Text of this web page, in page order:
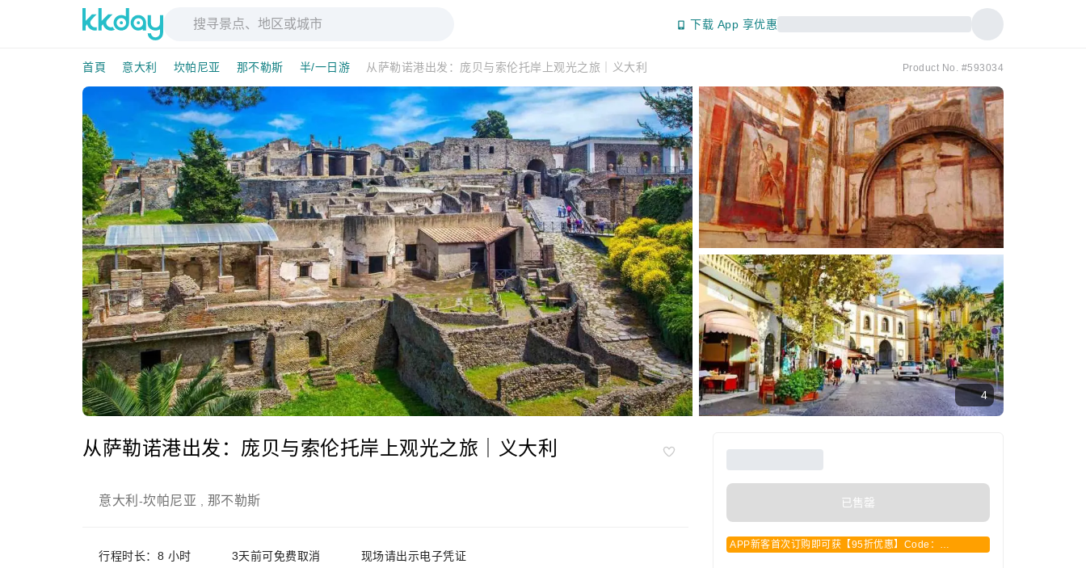
下载 App 享优惠
首頁 意大利 坎帕尼亚 那不勒斯 半/一日游 从萨勒诺港出发：庞贝与索伦托岸上观光之旅｜义大利 Product No. #593034
4
从萨勒诺港出发：庞贝与索伦托岸上观光之旅｜义大利
意大利 -坎帕尼亚 那不勒斯
行程时长：8 小时 3天前可免费取消 现场请出示电子凭证
已售罄
APP新客首次订购即可获【95折优惠】Code：